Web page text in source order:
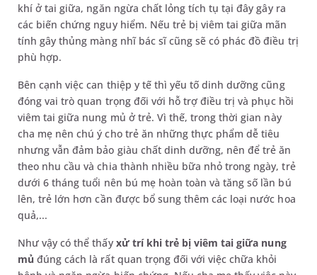
khí ở tai giữa, ngăn ngừa chất lỏng tích tụ tại đây gây ra
các biến chứng nguy hiểm. Nếu trẻ bị viêm tai giữa mãn
tính gây thủng màng nhĩ bác sĩ cũng sẽ có phác đồ điều trị
phù hợp.
Bên cạnh việc can thiệp y tế thì yếu tố dinh dưỡng cũng
đóng vai trò quan trọng đối với hỗ trợ điều trị và phục hồi
viêm tai giữa nung mủ ở trẻ. Vì thế, trong thời gian này
cha mẹ nên chú ý cho trẻ ăn những thực phẩm dễ tiêu
nhưng vẫn đảm bảo giàu chất dinh dưỡng, nên để trẻ ăn
theo nhu cầu và chia thành nhiều bữa nhỏ trong ngày, trẻ
dưới 6 tháng tuổi nên bú mẹ hoàn toàn và tăng số lần bú
lên, trẻ lớn hơn cần được bổ sung thêm các loại nước hoa
quả,...
Như vậy có thể thấy xử trí khi trẻ bị viêm tai giữa nung
mủ đúng cách là rất quan trọng đối với việc chữa khỏi